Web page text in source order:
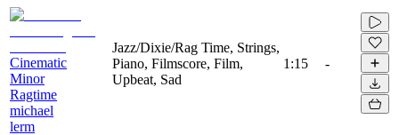
Cinematic
Minor
Ragtime
michael
lerm
Jazz/Dixie/Rag Time, Strings,
Piano, Filmscore, Film,
Upbeat, Sad
1:15 -